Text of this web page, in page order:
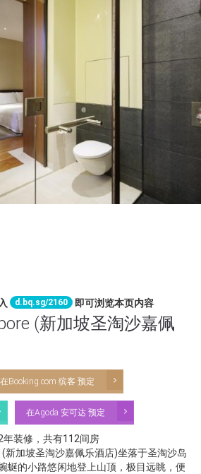
d.bq.sg/2160 即可浏览本页内容
(新加坡圣淘沙嘉佩
在Booking.com 缤客 预定
在Agoda 安可达 预定
装修，共有112间房
加坡圣淘沙嘉佩乐酒店)坐落于圣淘沙岛
蜒的小路悠闲地登上山顶，极目远眺，便